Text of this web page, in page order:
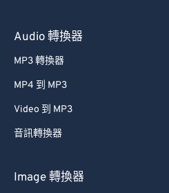
Audio 轉換器
MP3 轉換器
MP4 到 MP3
Video 到 MP3
音訊轉換器
Image 轉換器